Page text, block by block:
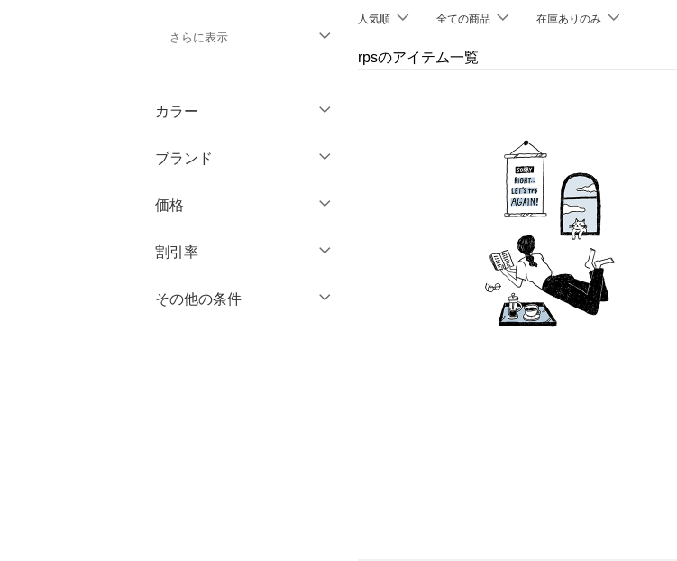
さらに表示
アクセサリー・腕時計
財布・ポーチ・ケース
帽子
ヘアアクセサリー
マタニティウェア・ベビ
ー用品
カラー
クリア
ブランド
価格
絞り込み
割引率
％OFF～ ％OFF
その他の条件
人気順 全ての商品 在庫ありのみ
rpsのアイテム一覧